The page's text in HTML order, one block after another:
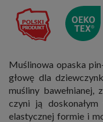
Muślinowa opaska
głowę dla
muśliny
czyni ją
elastycznej formie i